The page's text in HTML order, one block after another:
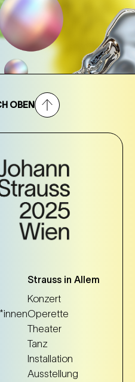
OBEN
Strauss in Allem
Konzert
Operette
Theater
Tanz
Installation
Ausstellung